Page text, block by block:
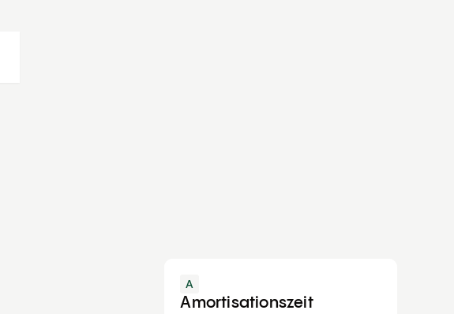
A
Amortisationszeit